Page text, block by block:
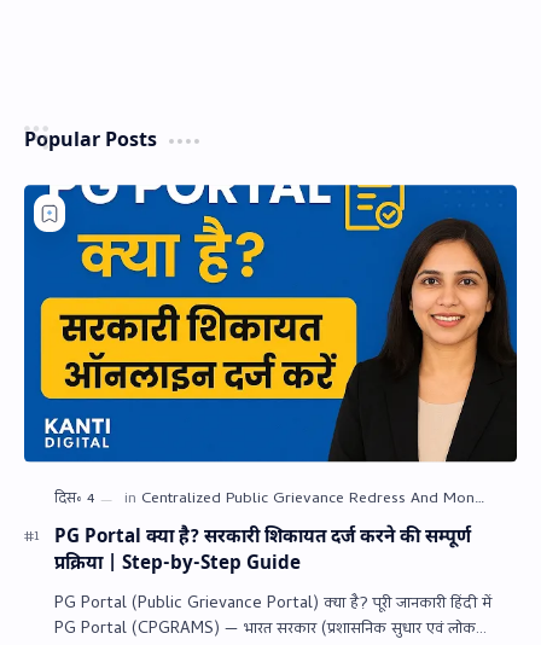
Popular Posts
PG Portal क्या है? सरकारी शिकायत दर्ज करने की सम्पूर्ण
प्रक्रिया | Step-by-Step Guide
PG Portal (Public Grievance Portal) क्या है? पूरी जानकारी हिंदी में
PG Portal (CPGRAMS) — भारत सरकार (प्रशासनिक सुधार एवं लोक